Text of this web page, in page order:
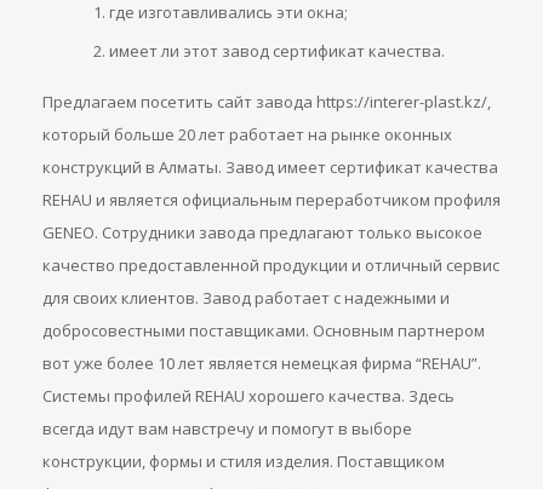
где изготавливались эти окна;
имеет ли этот завод сертификат качества.
Предлагаем посетить сайт завода https://interer-plast.kz/,
который больше 20 лет работает на рынке оконных
конструкций в Алматы. Завод имеет сертификат качества
REHAU и является официальным переработчиком профиля
GENEO. Сотрудники завода предлагают только высокое
качество предоставленной продукции и отличный сервис
для своих клиентов. Завод работает с надежными и
добросовестными поставщиками. Основным партнером
вот уже более 10 лет является немецкая фирма “REHAU”.
Системы профилей REHAU хорошего качества. Здесь
всегда идут вам навстречу и помогут в выборе
конструкции, формы и стиля изделия. Поставщиком